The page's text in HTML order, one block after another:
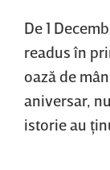
De 1
readus în
oază de
aniversar,
istorie au